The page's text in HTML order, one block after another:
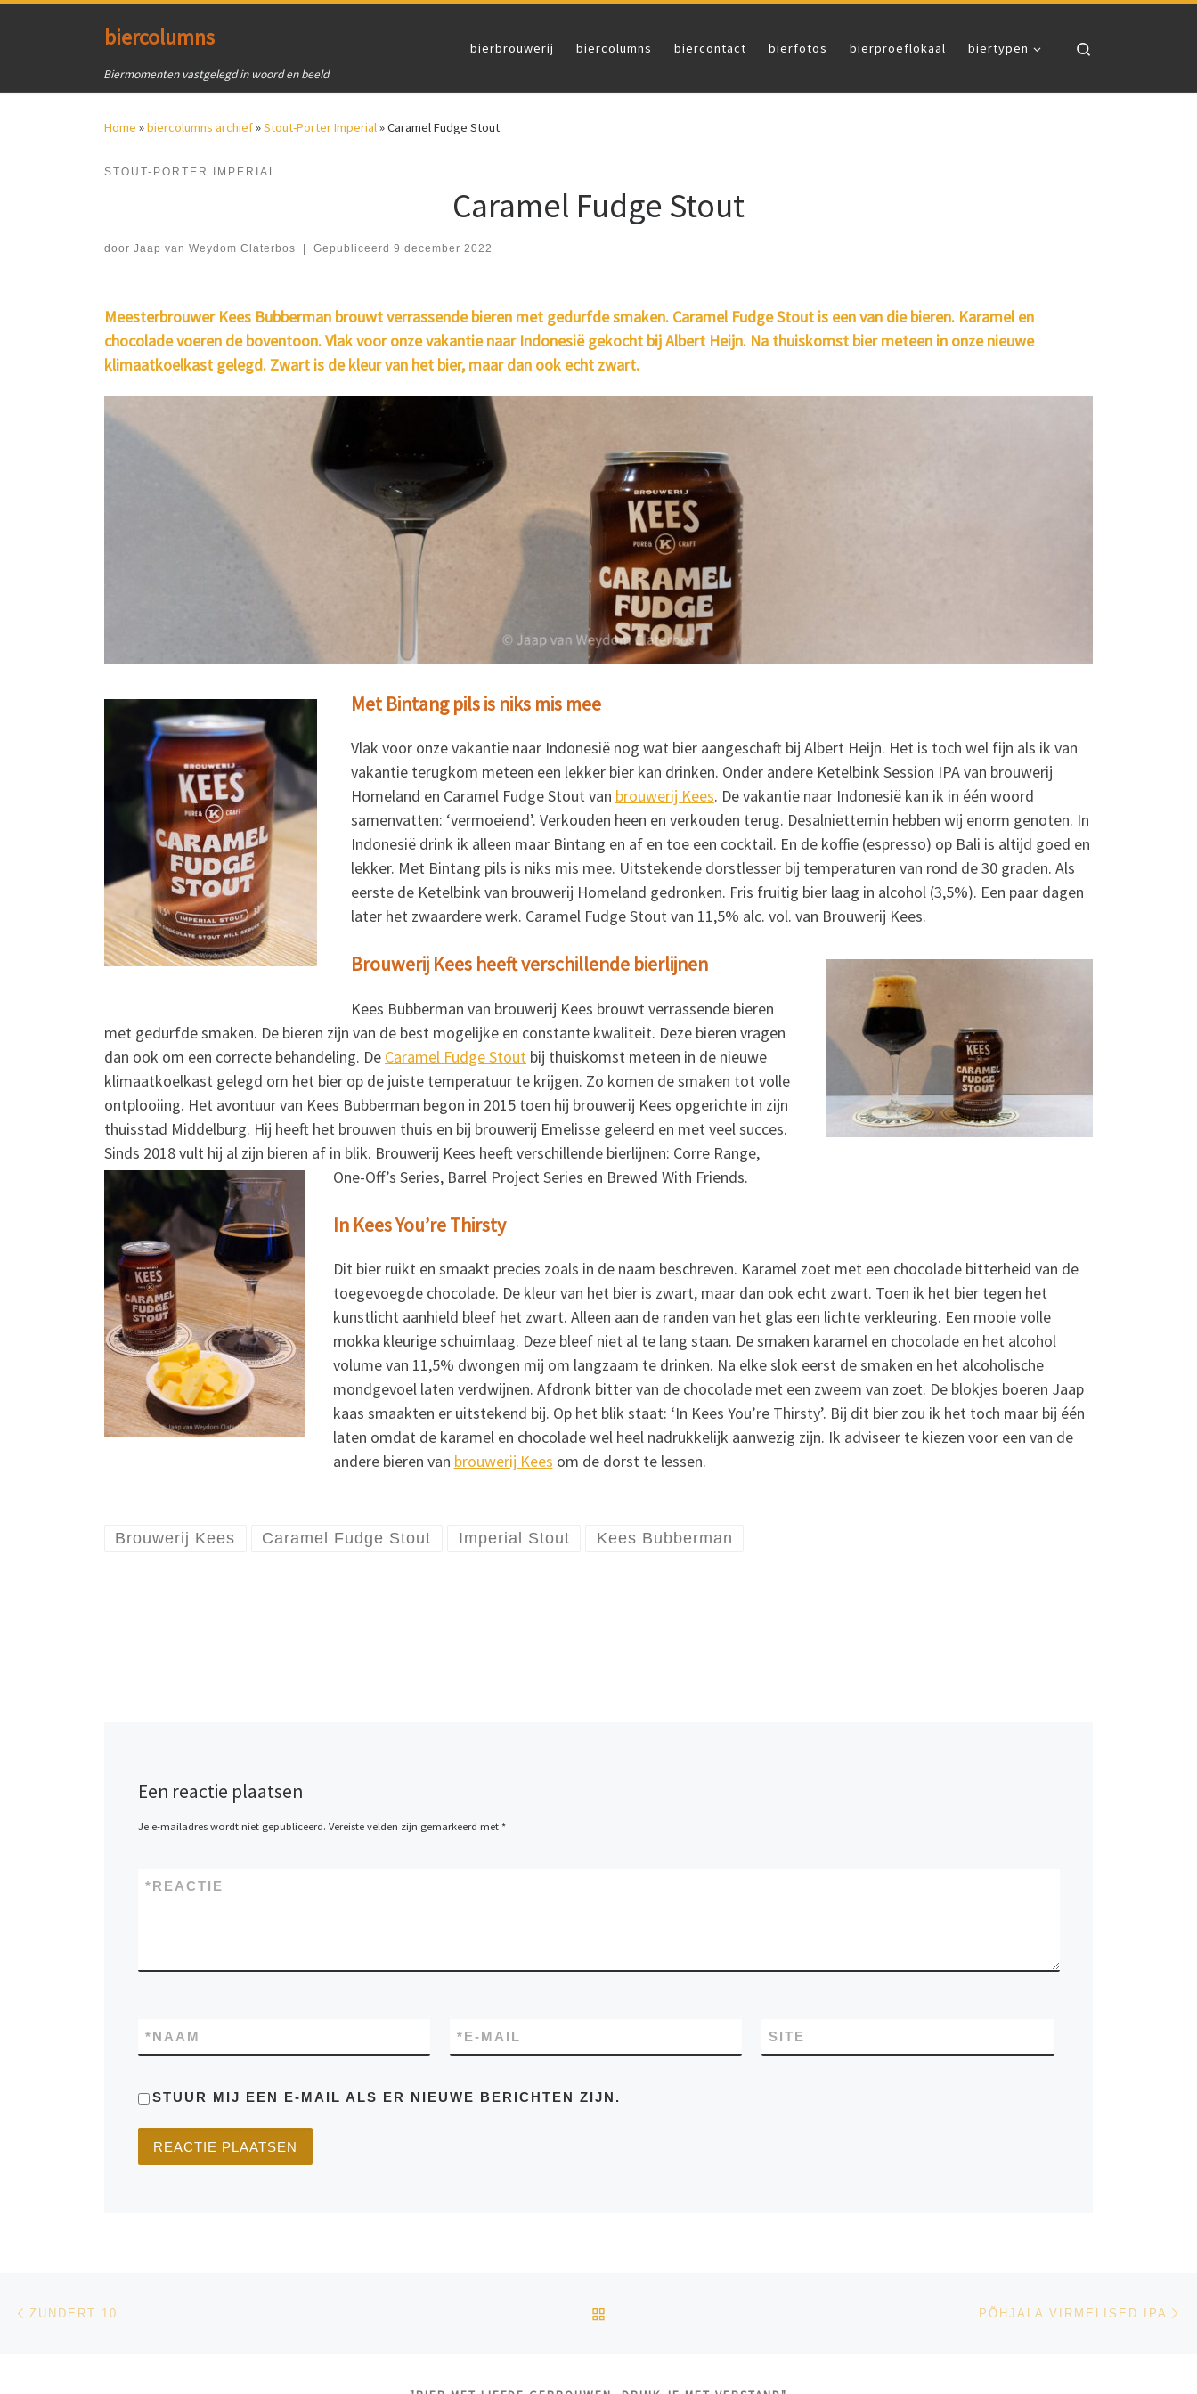
biercolumns
Biermomenten vastgelegd in woord en beeld
bierbrouwerij biercolumns biercontact bierfotos bierproeflokaal biertypen
Home »biercolumns archief»Stout-Porter Imperial»Caramel Fudge Stout
STOUT-PORTER IMPERIAL
Caramel Fudge Stout
door Jaap van Weydom Claterbos Gepubliceerd 9 december 2022
Meesterbrouwer Kees Bubberman brouwt verrassende bieren met gedurfde smaken. Caramel Fudge Stout is een van die bieren. Karamel en
chocolade voeren de boventoon. Vlak voor onze vakantie naar Indonesië gekocht bij Albert Heijn. Na thuiskomst bier meteen in onze nieuwe
klimaatkoelkast gelegd. Zwart is de kleur van het bier, maar dan ook echt zwart.
Met Bintang pils is niks mis mee
Vlak voor onze vakantie naar Indonesië nog wat bier aangeschaft bij Albert Heijn. Het is toch wel fijn als ik van
vakantie terugkom meteen een lekker bier kan drinken. Onder andere Ketelbink Session IPA van brouwerij
Homeland en Caramel Fudge Stout van brouwerij Kees. De vakantie naar Indonesië kan ik in één woord
samenvatten: ‘vermoeiend’. Verkouden heen en verkouden terug. Desalniettemin hebben wij enorm genoten. In
Indonesië drink ik alleen maar Bintang en af en toe een cocktail. En de koffie (espresso) op Bali is altijd goed en
lekker. Met Bintang pils is niks mis mee. Uitstekende dorstlesser bij temperaturen van rond de 30 graden. Als
eerste de Ketelbink van brouwerij Homeland gedronken. Fris fruitig bier laag in alcohol (3,5%). Een paar dagen
later het zwaardere werk. Caramel Fudge Stout van 11,5% alc. vol. van Brouwerij Kees.
Brouwerij Kees heeft verschillende bierlijnen
Kees Bubberman van brouwerij Kees brouwt verrassende bieren
met gedurfde smaken. De bieren zijn van de best mogelijke en constante kwaliteit. Deze bieren vragen
dan ook om een correcte behandeling. De Caramel Fudge Stout bij thuiskomst meteen in de nieuwe
klimaatkoelkast gelegd om het bier op de juiste temperatuur te krijgen. Zo komen de smaken tot volle
ontplooiing. Het avontuur van Kees Bubberman begon in 2015 toen hij brouwerij Kees opgerichte in zijn
thuisstad Middelburg. Hij heeft het brouwen thuis en bij brouwerij Emelisse geleerd en met veel succes.
Sinds 2018 vult hij al zijn bieren af in blik. Brouwerij Kees heeft verschillende bierlijnen: Corre Range,
One-Off’s Series, Barrel Project Series en Brewed With Friends.
In Kees You’re Thirsty
Dit bier ruikt en smaakt precies zoals in de naam beschreven. Karamel zoet met een chocolade bitterheid van de
toegevoegde chocolade. De kleur van het bier is zwart, maar dan ook echt zwart. Toen ik het bier tegen het
kunstlicht aanhield bleef het zwart. Alleen aan de randen van het glas een lichte verkleuring. Een mooie volle
mokka kleurige schuimlaag. Deze bleef niet al te lang staan. De smaken karamel en chocolade en het alcohol
volume van 11,5% dwongen mij om langzaam te drinken. Na elke slok eerst de smaken en het alcoholische
mondgevoel laten verdwijnen. Afdronk bitter van de chocolade met een zweem van zoet. De blokjes boeren Jaap
kaas smaakten er uitstekend bij. Op het blik staat: ‘In Kees You’re Thirsty’. Bij dit bier zou ik het toch maar bij één
laten omdat de karamel en chocolade wel heel nadrukkelijk aanwezig zijn. Ik adviseer te kiezen voor een van de
andere bieren van brouwerij Kees om de dorst te lessen.
Brouwerij Kees Caramel Fudge Stout Imperial Stout Kees Bubberman
Een reactie plaatsen
Je e-mailadres wordt niet gepubliceerd. Vereiste velden zijn gemarkeerd met *
REACTIE
*
NAAM
* E-MAIL
* SITE
STUUR MIJ EEN E-MAIL ALS ER NIEUWE BERICHTEN ZIJN.
Bericht navigatie
ZUNDERT 10 PÕHJALA VIRMELISED IPA